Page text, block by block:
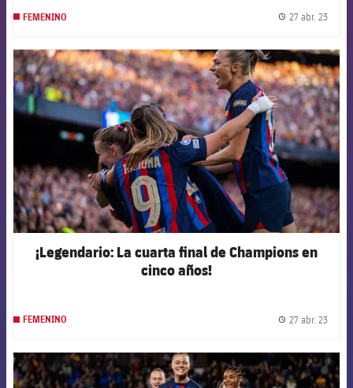
FEMENINO 27 abr. 23
FCB Barcelona badge
¡Legendario: La cuarta final de Champions en
cinco años!
FEMENINO 27 abr. 23
FCB Barcelona badge